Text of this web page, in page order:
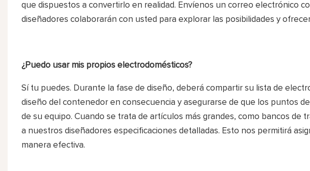
que dispuestos a convertirlo en realidad. Envíenos un correo electrónico
diseñadores colaborarán con usted para explorar las posibilidades y
¿Puedo usar mis propios electrodomésticos?
Sí tu puedes. Durante la fase de diseño, deberá compartir su lista de
diseño del contenedor en consecuencia y asegurarse de que los puntos
de su equipo. Cuando se trata de artículos más grandes, como bancos de
a nuestros diseñadores especificaciones detalladas. Esto nos permitirá
manera efectiva.